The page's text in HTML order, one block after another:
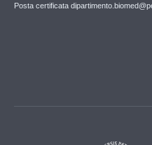
Posta certificata